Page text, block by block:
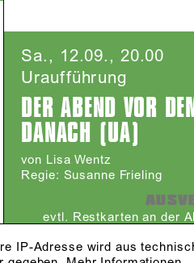
IP-Adresse wird aus
Sa., 12.09., 20.00
Uraufführung
DER ABEND VOR
DANACH (UA)
von Lisa Wentz
Regie: Susanne Frieling
evtl. Restkarten an der